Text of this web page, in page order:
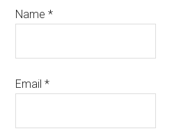
Name*
Email*